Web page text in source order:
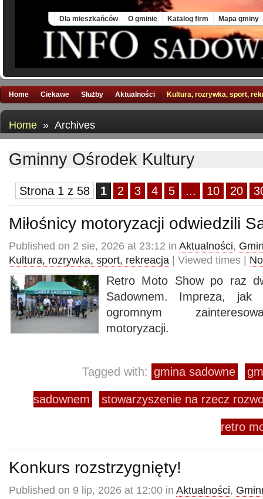
Dla mieszkańców O gminie Katalog firm Mapa gminy
Home Ciekawe Służby Aktualności Kultura, rozrywka, sport,
Home » Archives
Gminny Ośrodek Kultury
Strona 1 z 58 1 2 3 4 5 ... 10 20
Miłośnicy motoryzacji odwiedzili
Published on 2 sie, 2026 at 23:12 in Aktualności,
Kultura, rozrywka, sport, rekreacja | Viewed times |
Retro Moto Show po raz
Sadownem. Impreza, jak
ogromnym
motoryzacji.
Tagged with: gmina sadowne
sadownem stowarzyszenie na rzecz
retro
Konkurs rozstrzygnięty!
Published on 9 lip, 2026 at 12:00 in Aktualności,